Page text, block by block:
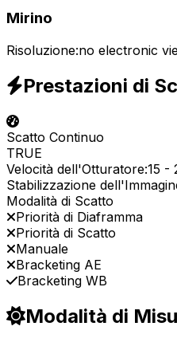
Mirino
Risoluzione:no electronic
Prestazioni di
Scatto Continuo
TRUE
Velocità dell'Otturatore:15 -
Stabilizzazione
Modalità di Scatto
Priorità di Diaframma
Priorità di Scatto
Manuale
Bracketing AE
Bracketing WB
Modalità di